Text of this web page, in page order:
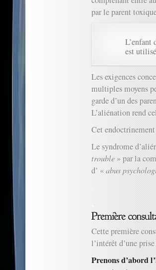
par le parent
L’enfant
est
Les exigences
multiples moyens
garde d’un des
L’aliénation rend
Cet
Le syndrome
trouble » par la
d’ «abus
Cette première
l’intérêt d’une
Prenons d’abord